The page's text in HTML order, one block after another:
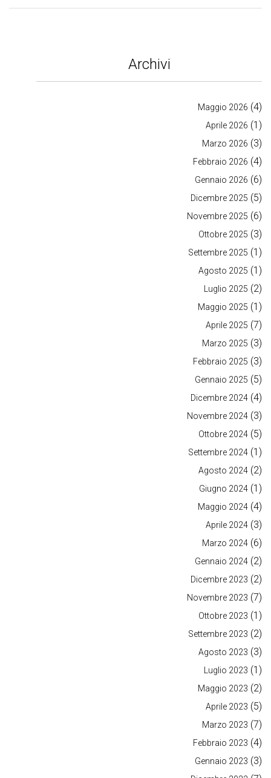
Archivi
Maggio 2026 (4)
Aprile 2026 (1)
Marzo 2026 (3)
Febbraio 2026 (4)
Gennaio 2026 (6)
Dicembre 2025 (5)
Novembre 2025 (6)
Ottobre 2025 (3)
Settembre 2025 (1)
Agosto 2025 (1)
Luglio 2025 (2)
Maggio 2025 (1)
Aprile 2025 (7)
Marzo 2025 (3)
Febbraio 2025 (3)
Gennaio 2025 (5)
Dicembre 2024 (4)
Novembre 2024 (3)
Ottobre 2024 (5)
Settembre 2024 (1)
Agosto 2024 (2)
Giugno 2024 (1)
Maggio 2024 (4)
Aprile 2024 (3)
Marzo 2024 (6)
Gennaio 2024 (2)
Dicembre 2023 (2)
Novembre 2023 (7)
Ottobre 2023 (1)
Settembre 2023 (2)
Agosto 2023 (3)
Luglio 2023 (1)
Maggio 2023 (2)
Aprile 2023 (5)
Marzo 2023 (7)
Febbraio 2023 (4)
Gennaio 2023 (3)